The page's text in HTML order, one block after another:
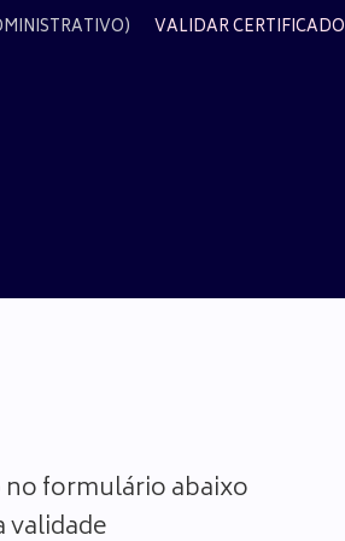
VALIDAR CERTIFICADO
formulário abaixo
validade